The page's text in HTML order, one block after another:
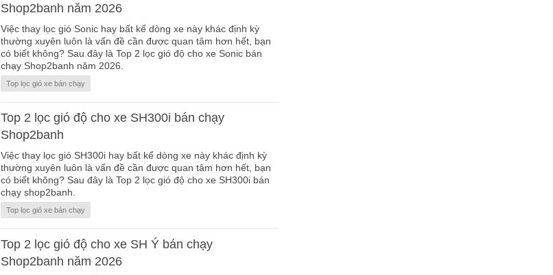
Shop2banh năm 2026
Việc thay lọc gió Sonic hay bất kể dòng xe này khác định kỳ
thường xuyên luôn là vấn đề cần được quan tâm hơn hết, bạn
có biết không? Sau đây là Top 2 lọc gió độ cho xe Sonic bán
chạy Shop2banh năm 2026.
Top lọc gió xe bán chạy
Top 2 lọc gió độ cho xe SH300i bán chạy
Shop2banh
Việc thay lọc gió SH300i hay bất kể dòng xe này khác định kỳ
thường xuyên luôn là vấn đề cần được quan tâm hơn hết, bạn
có biết không? Sau đây là Top 2 lọc gió độ cho xe SH300i bán
chạy shop2banh.
Top lọc gió xe bán chạy
Top 2 lọc gió độ cho xe SH Ý bán chạy
Shop2banh năm 2026